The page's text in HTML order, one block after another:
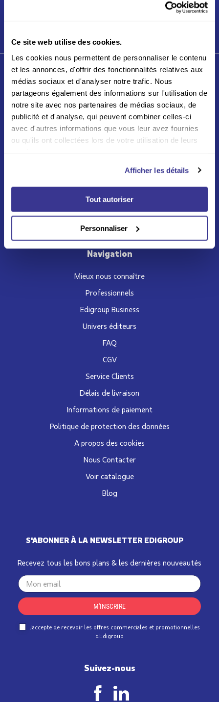
Ce site web utilise des cookies.
Les cookies nous permettent de personnaliser le contenu
et les annonces, d'offrir des fonctionnalités relatives aux
médias sociaux et d'analyser notre trafic. Nous
partageons également des informations sur l'utilisation de
notre site avec nos partenaires de médias sociaux, de
publicité et d'analyse, qui peuvent combiner celles-ci
avec d'autres informations que vous leur avez fournies
ou qu'ils ont collectées lors de votre utilisation de leurs
Afficher les détails
Tout autoriser
Personnaliser
Qui sommes-nous ?
Depuis plus de 15 ans, Edigroup se présente comme le
spécialiste de la presse en Belgique. Nous regroupons
dans notre catalogue les plus grands éditeurs de presse
belges, français ou internationaux. C’est pourquoi nous
sommes capable aujourd’hui de vous présenter un large
choix de magazines avec plus de 350 titres. Jeunesse,
d’abonnements magazines pour satisfaire vos envies de
Et pour profiter sereinement de vos
magazines Edigroup vous garantit les prix les plus bas
de Belgique, sans frais supplémentaire pour la
livraison à votre domicile
Lire la suite
S'ABONNER À LA NEWSLETTER EDIGROUP
Recevez tous les bons plans & les dernières nouveautés
Your
email
M'INSCRIRE
J'accepte de recevoir les offres commerciales et promotionnelles
d'Edigroup
Navigation
Mieux nous connaître
Professionnels
Edigroup Business
Univers éditeurs
FAQ
CGV
Service Clients
Délais de livraison
Informations de paiement
Politique de protection des données
A propos des cookies
Nous Contacter
Voir catalogue
Blog
Suivez-nous